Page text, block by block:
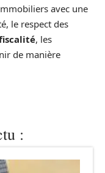
avec une
le respect des
, les
de manière
: